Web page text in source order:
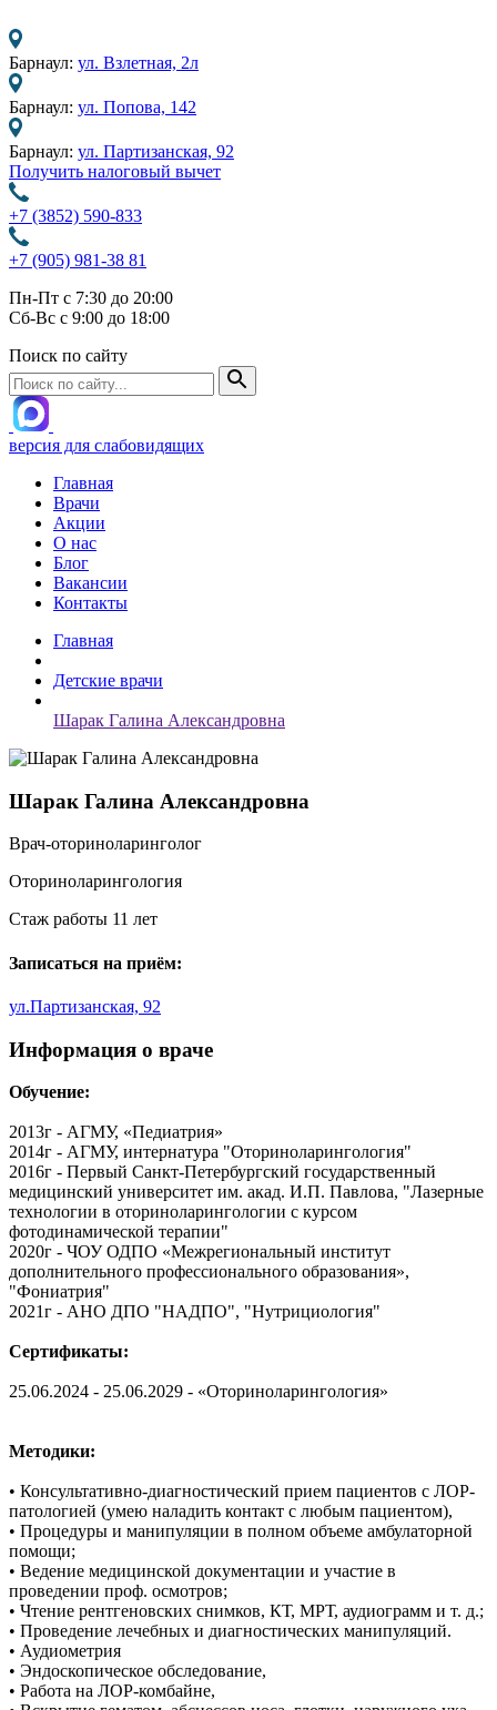
Барнаул: ул. Взлетная, 2л
Барнаул: ул. Попова, 142
Барнаул: ул. Партизанская, 92
Получить налоговый вычет
+7 (3852) 590-833
+7 (905) 981-38 81
Пн-Пт с 7:30 до 20:00
Сб-Вс с 9:00 до 18:00
Поиск по сайту
версия для слабовидящих
Главная
Врачи
Акции
О нас
Блог
Вакансии
Контакты
Главная
Детские врачи
Шарак Галина Александровна
Шарак Галина Александровна
Врач-оториноларинголог
Оториноларингология
Стаж работы 11 лет
Записаться на приём:
ул.Партизанская, 92
Информация о враче
Обучение:
2013г - АГМУ, «Педиатрия»
2014г - АГМУ, интернатура "Оториноларингология"
2016г - Первый Санкт-Петербургский государственный
медицинский университет им. акад. И.П. Павлова, "Лазерные
технологии в оториноларингологии с курсом
фотодинамической терапии"
2020г - ЧОУ ОДПО «Межрегиональный институт
дополнительного профессионального образования»,
"Фониатрия"
2021г - АНО ДПО "НАДПО", "Нутрициология"
Сертификаты:
25.06.2024 - 25.06.2029 - «Оториноларингология»
Методики:
• Консультативно-диагностический прием пациентов с ЛОР-
патологией (умею наладить контакт с любым пациентом),
• Процедуры и манипуляции в полном объеме амбулаторной
помощи;
• Ведение медицинской документации и участие в
проведении проф. осмотров;
• Чтение рентгеновских снимков, КТ, МРТ, аудиограмм и т. д.;
• Проведение лечебных и диагностических манипуляций.
• Аудиометрия
• Эндоскопическое обследование,
• Работа на ЛОР-комбайне,